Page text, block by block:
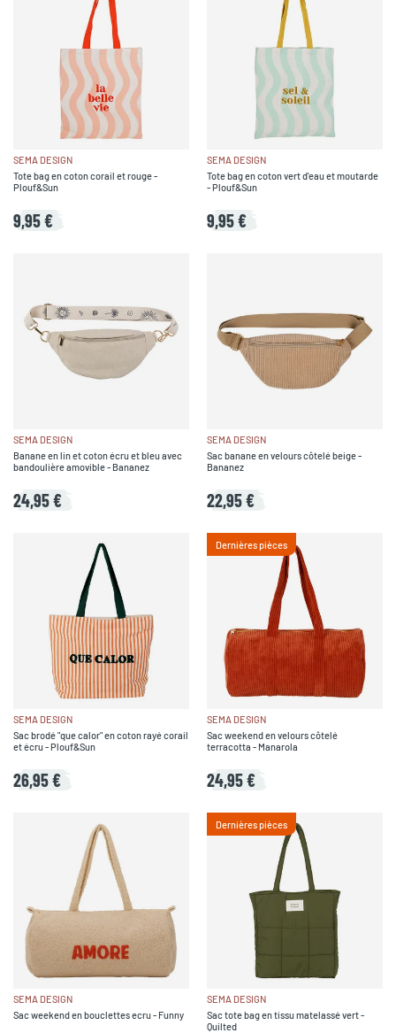
SEMA DESIGN
Tote bag en coton corail et rouge -
Plouf&Sun
9,95 €
SEMA DESIGN
Tote bag en coton vert d'eau et moutarde
- Plouf&Sun
9,95 €
SEMA DESIGN
Banane en lin et coton écru et bleu avec
bandoulière amovible - Bananez
24,95 €
SEMA DESIGN
Sac banane en velours côtelé beige -
Bananez
22,95 €
SEMA DESIGN
Sac brodé "que calor" en coton rayé corail
et écru - Plouf&Sun
26,95 €
Dernières pièces
SEMA DESIGN
Sac weekend en velours côtelé
terracotta - Manarola
24,95 €
SEMA DESIGN
Sac weekend en bouclettes ecru - Funny
Dernières pièces
SEMA DESIGN
Sac tote bag en tissu matelassé vert -
Quilted